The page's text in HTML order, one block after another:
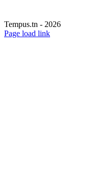
Tempus.tn - 2026
Page load link